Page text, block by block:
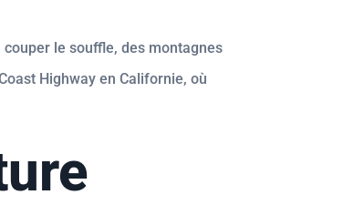
le souffle, des montagnes
Highway en Californie, où